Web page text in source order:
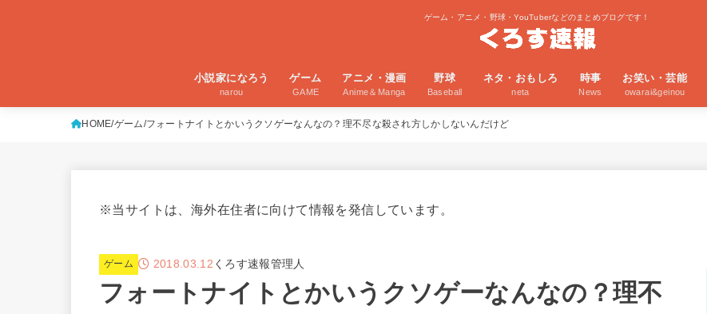
ゲーム・アニメ・野球・YouTuberなどのまとめブログです！
小説家になろう
narou
ゲーム
GAME
アニメ・漫画
Anime＆Manga
野球
Baseball
ネタ・おもしろ
neta
時事
News
お笑い・芸能
owarai&geinou
HOME ゲーム フォートナイトとかいうクソゲーなんなの？理不尽な殺され方しかしないんだけど
※当サイトは、海外在住者に向けて情報を発信しています。
ゲーム 2018.03.12 くろす速報管理人
フォートナイトとかいうクソゲーなんなの？理不